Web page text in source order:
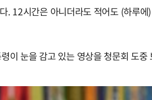
12시간은 아니더라도 적어도 (하루
이 눈을 감고 있는 영상을 청문회 도